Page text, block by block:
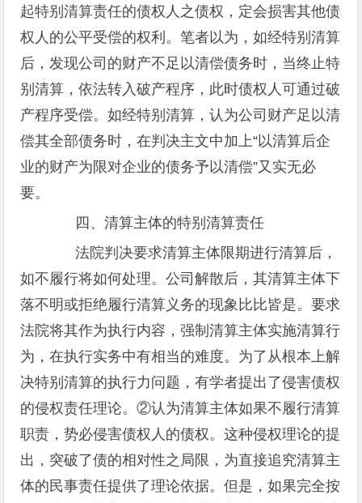
起特别清算责任的债权人之债权，定会损害其他债
权人的公平受偿的权利。笔者以为，如经特别清算
后，发现公司的财产不足以清偿债务时，当终止特
别清算，依法转入破产程序，此时债权人可通过破
产程序受偿。如经特别清算，认为公司财产足以清
偿其全部债务时，在判决主文中加上“以清算后企
业的财产为限对企业的债务予以清偿”又实无必
要。
四、清算主体的特别清算责任
法院判决要求清算主体限期进行清算后，
如不履行将如何处理。公司解散后，其清算主体下
落不明或拒绝履行清算义务的现象比比皆是。要求
法院将其作为执行内容，强制清算主体实施清算行
为，在执行实务中有相当的难度。为了从根本上解
决特别清算的执行力问题，有学者提出了侵害债权
的侵权责任理论。②认为清算主体如果不履行清算
职责，势必侵害债权人的债权。这种侵权理论的提
出，突破了债的相对性之局限，为直接追究清算主
体的民事责任提供了理论依据。但是，如果完全按